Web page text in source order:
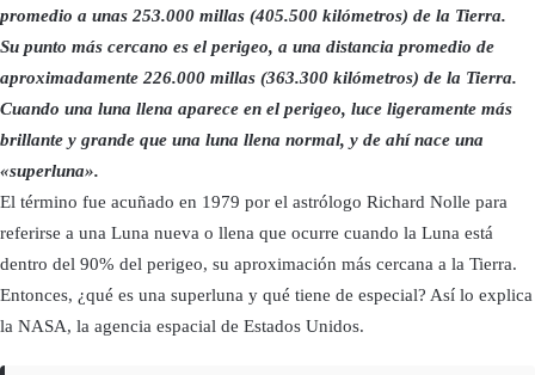
promedio a unas 253.000 millas (405.500 kilómetros) de la Tierra.
Su punto más cercano es el perigeo, a una distancia promedio de
aproximadamente 226.000 millas (363.300 kilómetros) de la Tierra.
Cuando una luna llena aparece en el perigeo, luce ligeramente más
brillante y grande que una luna llena normal, y de ahí nace una
«superluna».
El término fue acuñado en 1979 por el astrólogo Richard Nolle para
referirse a una Luna nueva o llena que ocurre cuando la Luna está
dentro del 90% del perigeo, su aproximación más cercana a la Tierra.
Entonces, ¿qué es una superluna y qué tiene de especial? Así lo explica
la NASA, la agencia espacial de Estados Unidos.